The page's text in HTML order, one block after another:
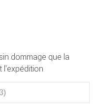
dommage que la
l'expédition